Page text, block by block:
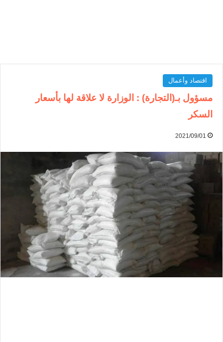
اقتصاد وأعمال
مسؤول بـ(التجارة) : الوزارة لا علاقة لها بأسعار
السكر
2021/09/01